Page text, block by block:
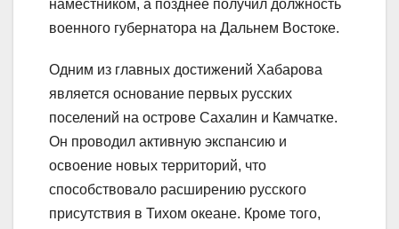
наместником, а позднее получил должность
военного губернатора на Дальнем Востоке.
Одним из главных достижений Хабарова
является основание первых русских
поселений на острове Сахалин и Камчатке.
Он проводил активную экспансию и
освоение новых территорий, что
способствовало расширению русского
присутствия в Тихом океане. Кроме того,